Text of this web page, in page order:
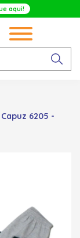
aqui!
6205 -